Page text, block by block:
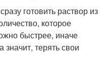
готовить раствор из
которое
быстрее, иначе
терять свои